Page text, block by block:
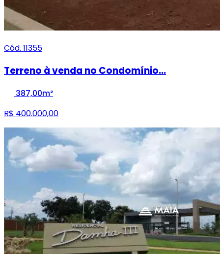
Cód. 11355
Terreno à venda no Condomínio...
387,00m²
R$ 400.000,00